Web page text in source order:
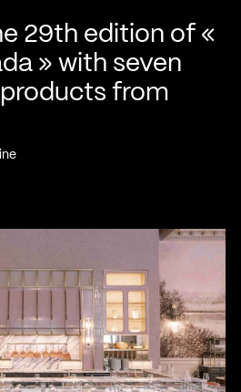
29th edition of «
» with seven
from